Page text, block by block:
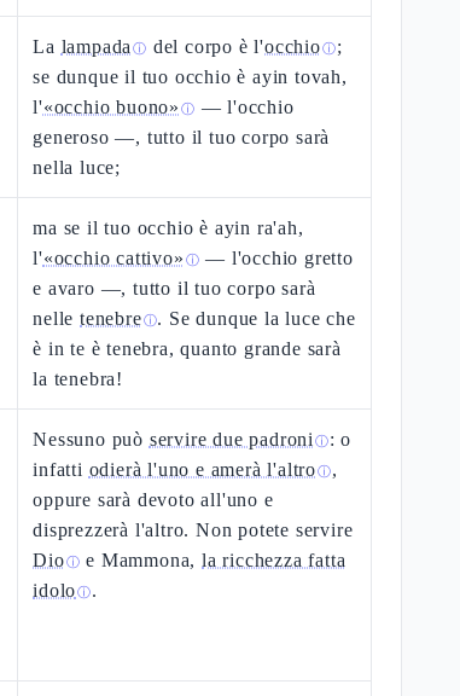
La lampada ⓘ del corpo è l'occhioⓘ;
se dunque il tuo occhio è ayin tovah,
l'«occhio buono» ⓘ — l'occhio
generoso —, tutto il tuo corpo sarà
nella luce;
ma se il tuo occhio è ayin ra'ah,
l'«occhio cattivo» ⓘ — l'occhio gretto
e avaro —, tutto il tuo corpo sarà
nelletenebreⓘ. Se dunque la luce che
è in te è tenebra, quanto grande sarà
la tenebra!
Nessuno può servire due padroni ⓘ: o
infatti odierà l'uno e amerà l'altroⓘ,
oppure sarà devoto all'uno e
disprezzerà l'altro. Non potete servire
Dioⓘ e Mammona,la ricchezza fatta
idoloⓘ.